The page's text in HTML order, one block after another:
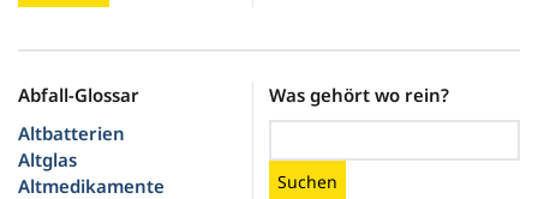
Abfall-Glossar
Altbatterien
Altglas
Altmedikamente
Was gehört wo rein?
Suchen